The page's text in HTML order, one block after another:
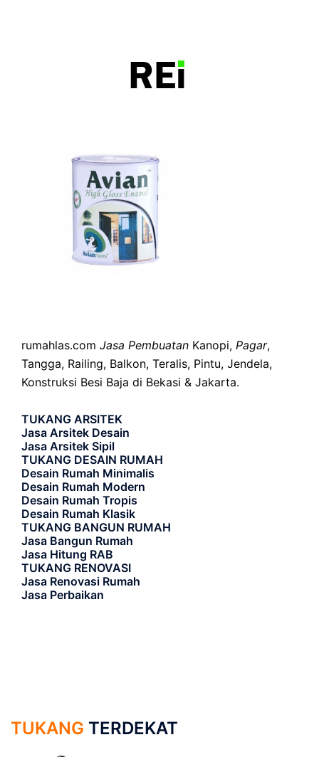
rumahlas.com Jasa Pembuatan Kanopi, Pagar,
Tangga, Railing, Balkon, Teralis, Pintu, Jendela,
Konstruksi Besi Baja di Bekasi & Jakarta.
TUKANG ARSITEK
Jasa Arsitek Desain
Jasa Arsitek Sipil
TUKANG DESAIN RUMAH
Desain Rumah Minimalis
Desain Rumah Modern
Desain Rumah Tropis
Desain Rumah Klasik
TUKANG BANGUN RUMAH
Jasa Bangun Rumah
Jasa Hitung RAB
TUKANG RENOVASI
Jasa Renovasi Rumah
Jasa Perbaikan
TUKANG TERDEKAT